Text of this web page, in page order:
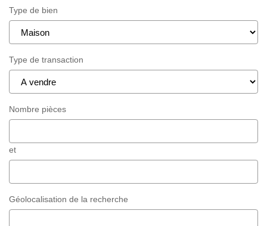
Type de bien
Type de transaction
Nombre pièces
et
Géolocalisation de la recherche